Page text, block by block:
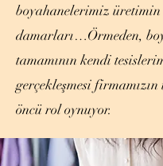
boyahanelerimiz
damarları…Örmeden,
tamamının kendi
gerçekleşmesi
öncü rol oynuyor.